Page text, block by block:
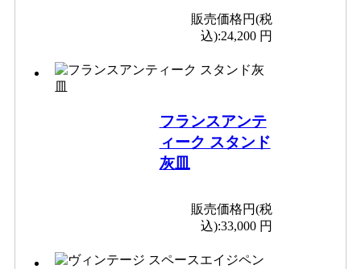
販売価格円(税
込):24,200 円
フランスアンテ
ィーク スタンド
灰皿
販売価格円(税
込):33,000 円